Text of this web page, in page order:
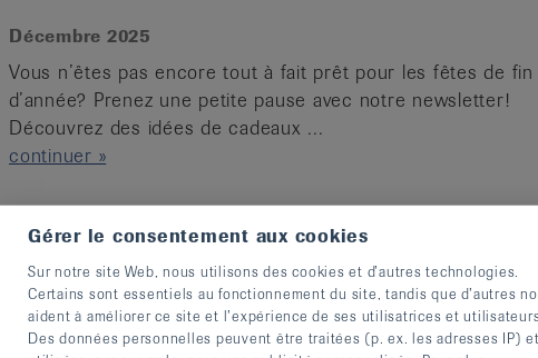
Décembre 2025
Vous n’êtes pas encore tout à fait prêt pour les fêtes de fin
d’année? Prenez une petite pause avec notre newsletter!
Découvrez des idées de cadeaux ...
continuer »
Octobre 2025
La Journée mondiale contre le rhumatisme du 12 octobre
rappelle l’importance de l’activité physique, de l’échange et
soutien au quotidien. Dan...
Gérer le consentement aux cookies
Sur notre site Web, nous utilisons des cookies et d’autres technologies.
Certains sont essentiels au fonctionnement du site, tandis que d’autres
aident à améliorer ce site et l’expérience de ses utilisatrices et
Des données personnelles peuvent être traitées (p. ex. les adresses IP) et